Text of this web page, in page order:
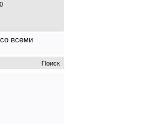
всеми
Поиск